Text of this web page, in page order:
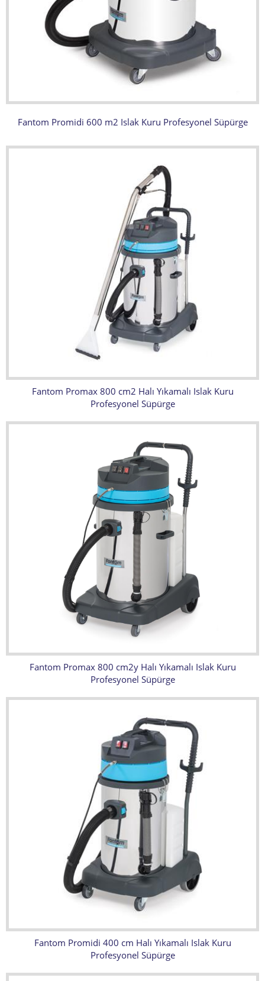
Fantom Promidi 600 m2 Islak Kuru Profesyonel Süpürge
Fantom Promax 800 cm2 Halı Yıkamalı Islak Kuru
Profesyonel Süpürge
Fantom Promax 800 cm2y Halı Yıkamalı Islak Kuru
Profesyonel Süpürge
Fantom Promidi 400 cm Halı Yıkamalı Islak Kuru
Profesyonel Süpürge